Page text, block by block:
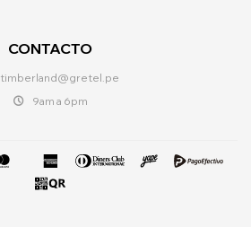
CONTACTO
timberland@gretel.pe
9am a 6pm